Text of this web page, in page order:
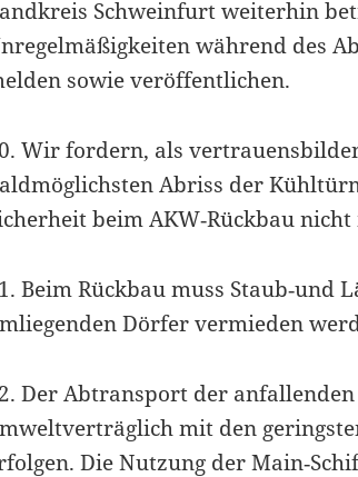
Schweinfurt weiterhin
während des
sowie veröffentlichen.
Wir fordern, als
Abriss der
beim AKW‐Rückbau
Beim Rückbau muss Staub‐und
Dörfer vermieden
Der Abtransport der
mit den
Die Nutzung der